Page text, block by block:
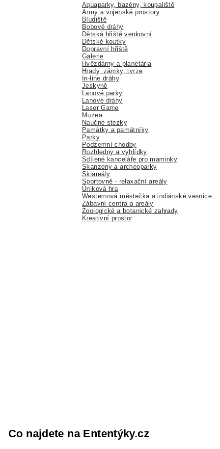
Aquaparky, bazény, koupaliště
Army a vojenské prostory
Bludiště
Bobové dráhy
Dětská hřiště venkovní
Dětské koutky
Dopravní hřiště
Galerie
Hvězdárny a planetária
Hrady, zámky, tvrze
In-line dráhy
Jeskyně
Lanové parky
Lanové dráhy
Laser Game
Muzea
Naučné stezky
Památky a památníky
Parky
Podzemní chodby
Rozhledny a vyhlídky
Sdílené kanceláře pro maminky
Skanzeny a archeoparky
Skiareály
Sportovně - relaxační areály
Úniková hra
Westernová městečka a indiánské vesnice
Zábavní centra a areály
Zoologické a botanické zahrady
Kreativní prostor
Co najdete na Ententýky.cz